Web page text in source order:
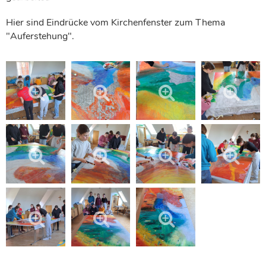
Hier sind Eindrücke vom Kirchenfenster zum Thema
"Auferstehung".